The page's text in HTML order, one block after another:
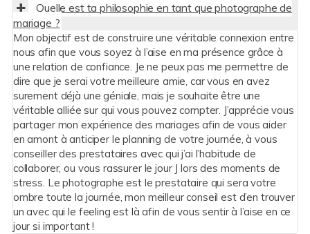
Quelle est ta philosophie en tant que photographe de
mariage ?
Mon objectif est de construire une véritable connexion entre
nous afin que vous soyez à l’aise en ma présence grâce à
une relation de confiance. Je ne peux pas me permettre de
dire que je serai votre meilleure amie, car vous en avez
surement déjà une géniale, mais je souhaite être une
véritable alliée sur qui vous pouvez compter. J’apprécie vous
partager mon expérience des mariages afin de vous aider
en amont à anticiper le planning de votre journée, à vous
conseiller des prestataires avec qui j’ai l’habitude de
collaborer, ou vous rassurer le jour J lors des moments de
stress. Le photographe est le prestataire qui sera votre
ombre toute la journée, mon meilleur conseil est d’en trouver
un avec qui le feeling est là afin de vous sentir à l’aise en ce
jour si important !